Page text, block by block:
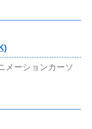
メーションカーソ